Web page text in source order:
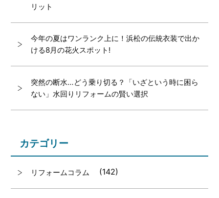
リット
今年の夏はワンランク上に！浜松の伝統衣装で出か
ける8月の花火スポット!
突然の断水…どう乗り切る？「いざという時に困ら
ない」水回りリフォームの賢い選択
カテゴリー
リフォームコラム (142)